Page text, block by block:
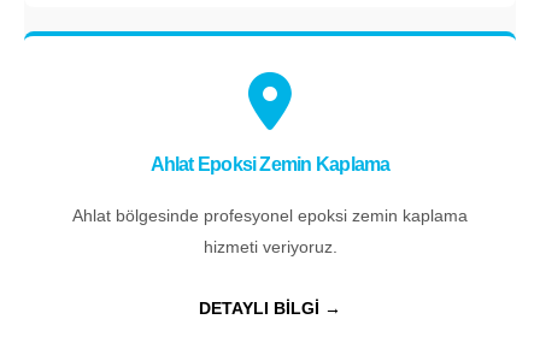
Ahlat Epoksi Zemin Kaplama
Ahlat bölgesinde profesyonel epoksi zemin kaplama
hizmeti veriyoruz.
DETAYLI BİLGİ →